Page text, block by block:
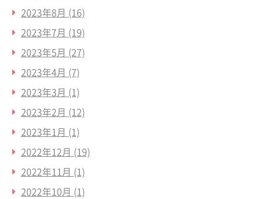
2023年8月 (16)
2023年7月 (19)
2023年5月 (27)
2023年4月 (7)
2023年3月 (1)
2023年2月 (12)
2023年1月 (1)
2022年12月 (19)
2022年11月 (1)
2022年10月 (1)